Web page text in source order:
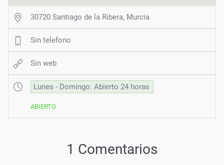
30720 Santiago de la Ribera, Murcia
Sin telefono
Sin web
Lunes - Domingo: Abierto 24 horas
ABIERTO
1 Comentarios